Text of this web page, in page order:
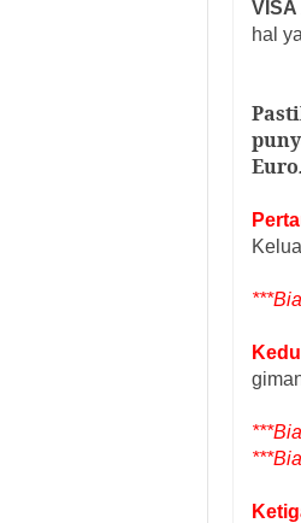
hal
Euro.